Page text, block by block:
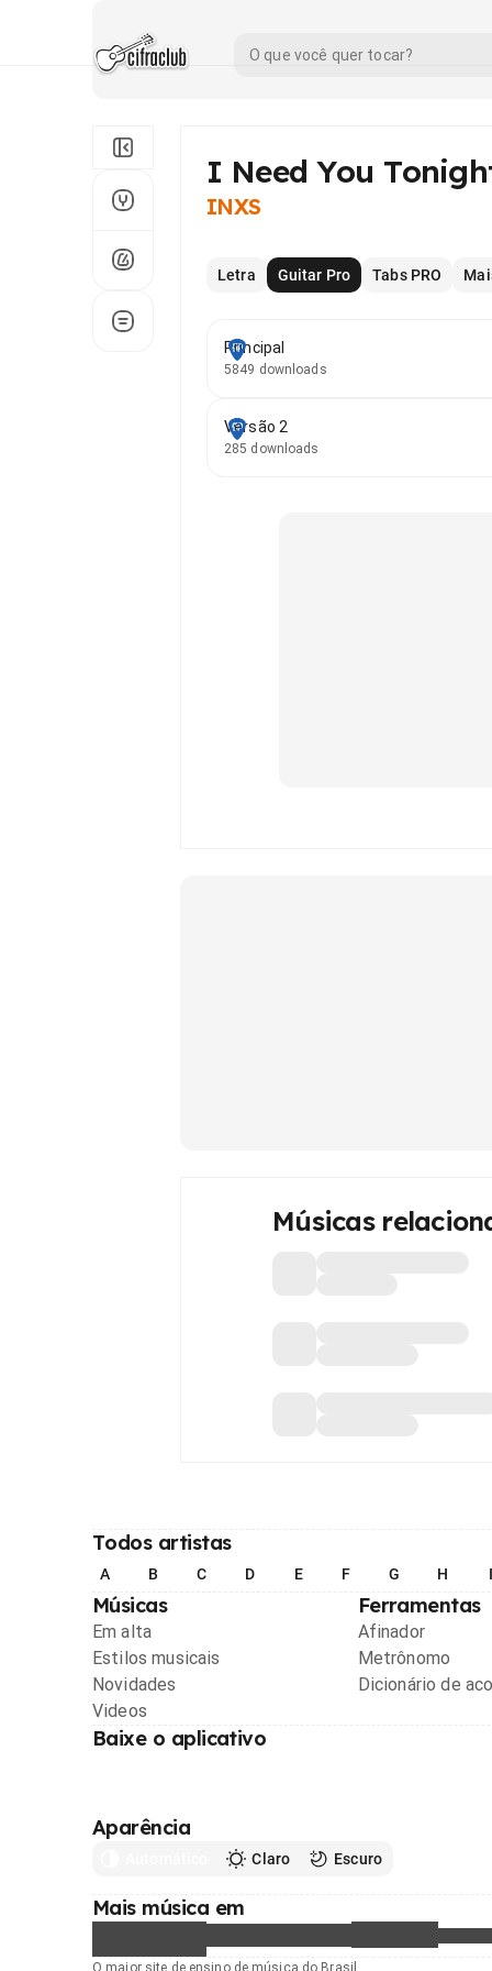
I Need You
INXS
Letra Guitar Pro Tabs PRO
Principal
5849 downloads
Versão 2
285 downloads
Músicas
Todos artistas
A B C D E F G H
Músicas
Em alta
Estilos musicais
Novidades
Videos
Ferramentas
Afinador
Metrônomo
Dicionário de
Baixe o aplicativo
Aparência
Claro Escuro
Mais música em
O maior site de ensino de música do Brasil